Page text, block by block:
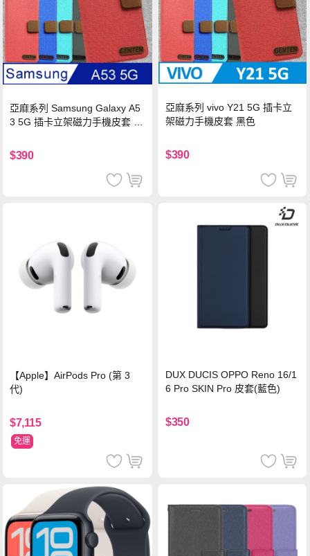
亞麻系列 Samsung Galaxy A5
3 5G 插卡立架磁力手機皮套 藍
$390
亞麻系列 vivo Y21 5G 插卡立
架磁力手機皮套 黑色
$390
【Apple】AirPods Pro (第 3
代)
$7,115
免運
DUX DUCIS OPPO Reno 16/1
6 Pro SKIN Pro 皮套(藍色)
$350